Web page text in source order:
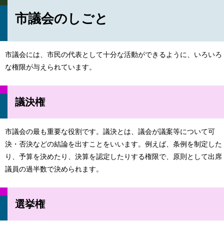
市議会のしごと
市議会には、市民の代表として十分な活動ができるように、いろいろ
な権限が与えられています。
議決権
市議会の最も重要な役割です。議決とは、議会が議案等について可
決・否決などの結論を出すことをいいます。例えば、条例を制定した
り、予算を決めたり、決算を認定したりする権限で、原則として出席
議員の過半数で決められます。
選挙権